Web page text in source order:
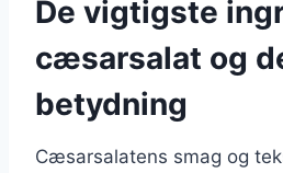
De vigtigste
cæsarsalat og
betydning
Cæsarsalatens smag og